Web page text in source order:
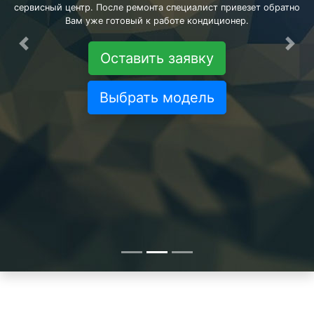
сервисный центр. После ремонта специалист привезет обратно
Вам уже готовый к работе кондиционер.
Оставить заявку
Выбрать модель
Предыдущая